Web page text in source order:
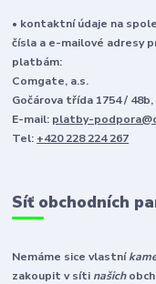
• kontaktní údaje na
čísla a e-mailové adresy
platbám:
Comgate, a.s.
Gočárova třída 1754 /
E-mail: platby-
Tel: +420 228 224 267
Síť obchodních
Nemáme sice vlastní
zakoupit v síti našich